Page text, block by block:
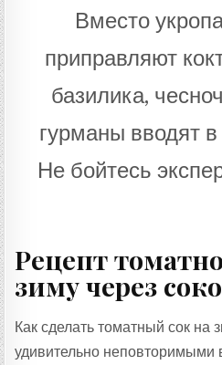
Вместо
приправляют
базилика,
гурманы вводят в
Не бойтесь
Рецепт
зиму через
Как сделать томатный сок на
удивительно неповторимыми